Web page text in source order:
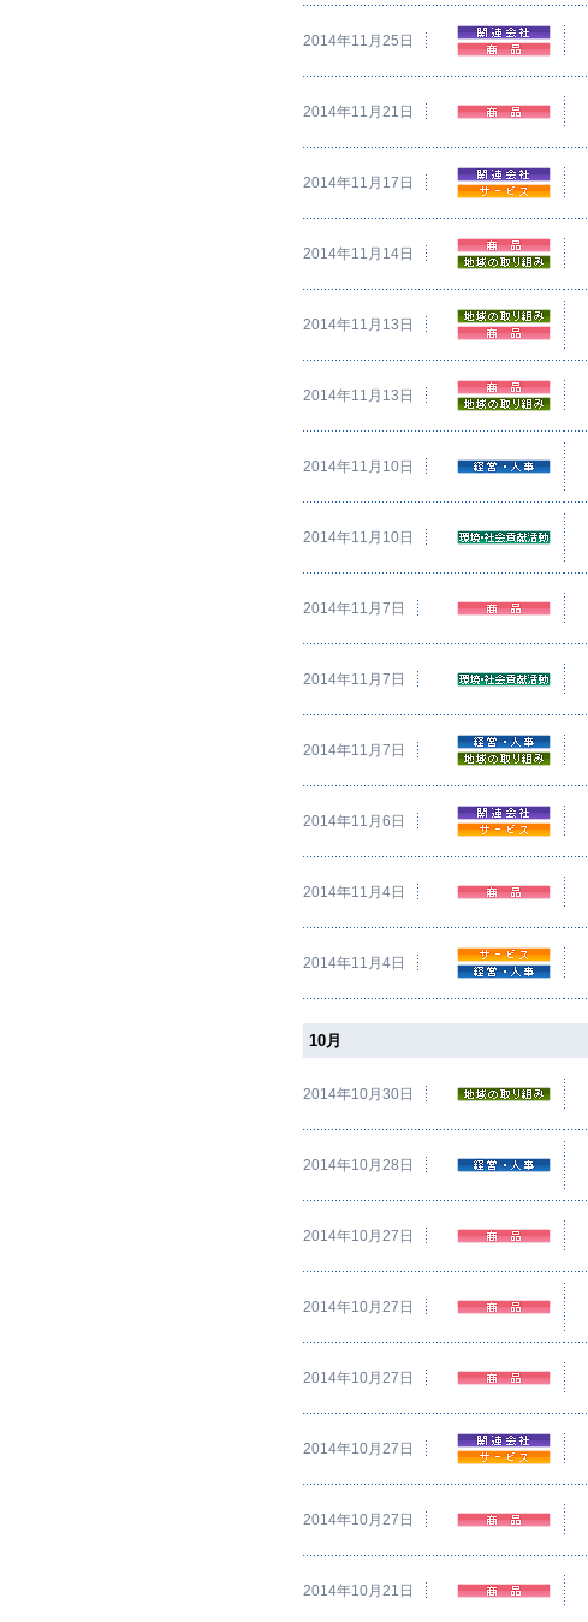
2014年11月25日
2014年11月21日
2014年11月17日
2014年11月14日
2014年11月13日
2014年11月13日
2014年11月10日
2014年11月10日
2014年11月7日
2014年11月7日
2014年11月7日
2014年11月6日
2014年11月4日
2014年11月4日
10月
2014年10月30日
2014年10月28日
2014年10月27日
2014年10月27日
2014年10月27日
2014年10月27日
2014年10月27日
2014年10月21日